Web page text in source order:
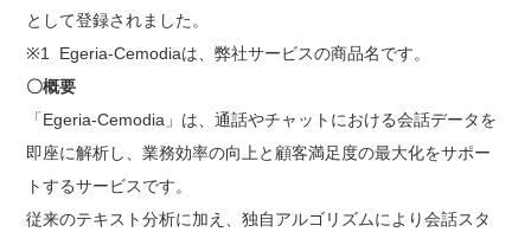
として登録されました。
※1 Egeria-Cemodiaは、弊社サービスの商品名です。
〇概要
「Egeria-Cemodia」は、通話やチャットにおける会話データを
即座に解析し、業務効率の向上と顧客満足度の最大化をサポー
トするサービスです。
従来のテキスト分析に加え、独自アルゴリズムにより会話スタ